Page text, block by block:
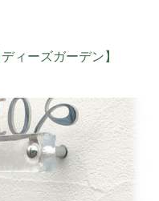
ィーズガーデン】